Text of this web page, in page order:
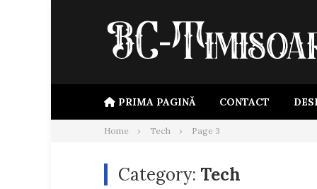
PRIMA PAGINĂ CONTACT
Home Tech Page 3
Category: Tech